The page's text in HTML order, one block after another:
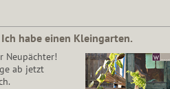
habe einen Kleingarten.
Neupächter!
ab jetzt